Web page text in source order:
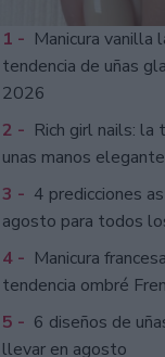
1 - Manicura
tendencia de uñas
2026
2 - Rich girl nails: la
unas manos
3 - 4 predicciones
agosto para todos
4 - Manicura
tendencia ombré
5 - 6 diseños de
llevar en agosto